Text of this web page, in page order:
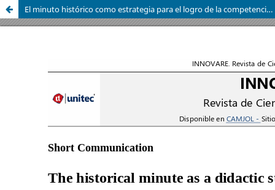
El minuto histórico como estrategia para el logro de la competencia comunicativa